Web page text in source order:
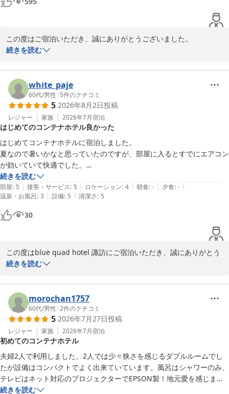
「2泊にすればよかった」と思っていただけるほど気に入っていた
ぜひ次回は、さらにゆっくりとお過ごしくださいませ。
この度は素敵なご感想をありがとうございました！
ｂｌｕｅ ｑｕａｄ ｈｏｔｅｌ 諏訪
2026-05-26
この度はご宿泊いただき、誠にありがとうございました。
しく拝見いたしました。
快適にお過ごしいただけたようで安心しております。
これからも綺麗で気持ちよくお過ごしいただける空間を維持できる
よう努めてまいります。
またのお越しを心よりお待ちしております。
ｂｌｕｅ ｑｕａｄ ｈｏｔｅｌ 諏訪
2026-05-27
続きを読む
white_paje
60代/男性 | 5件のクチコミ
5 2026年8月2日投稿
レジャー 家族 2026年7月宿泊
はじめてのコンテナホテル良かった
はじめてコンテナホテルに宿泊しました。
夏なので暑いかなと思っていたのですが、部屋に入るとすでにエアコン
が効いていて快適でした。
夕食は岡谷で鰻、朝食はホテルから５分のパン屋で朝食と車移動には便
利でした。
設備もコンパクトですが、電子レンジもあって良かった。
また機会があれば利用させて下さい。
続きを読む
部屋: 5 | 接客・サービス: 5 | ロケーション: 4 | 朝食: - | 夕食: - |
温泉・お風呂: 3 | 設備: 5 | 清潔さ: 5
30
この度はblue quad hotel 諏訪にご宿泊いただき、誠にありがとう
ございます。
初めてのコンテナホテルでのご宿泊に当ホテルをお選びいただき、
また「良かった」とのお言葉を頂戴し、大変嬉しく拝読いたしまし
た。
ご到着時にはお部屋のエアコンが効いており、快適にお過ごしいた
だけたとのこと、安心いたしました。
また、電子レンジなどの設備にもご満足いただけたようで何よりで
ございます。
ご滞在中は岡谷での鰻や、ホテル近くのパン屋さんでの朝食など、
続きを読む
morochan1757
60代/男性 |2件のクチコミ
5 2026年7月27日投稿
レジャー 家族 2026年7月宿泊
初めてのコンテナホテル
夫婦2人で利用しました。2人では少々狭さを感じるダブルルームでし
たが設備はコンパクトでよく出来ていています。風呂はシャワーのみ、
テレビはネット対応のプロジェクターでEPSON製！地元愛を感じまし
た。独立した空間になるので音などのプライベートはしっかり守られて
続きを読む